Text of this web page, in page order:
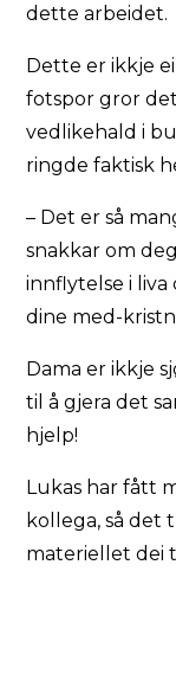
dette arbeidet.
Dette er ikkje
fotspor gror det
vedlikehald i
ringde faktisk
– Det er så
snakkar om
innflytelse i liva
dine med-
Dama er ikkje
til å gjera det
hjelp!
Lukas har fått
kollega, så det
materiellet dei